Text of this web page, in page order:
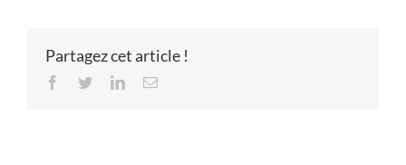
Partagez cet article !
Facebook
TwitterLinkedInEmail